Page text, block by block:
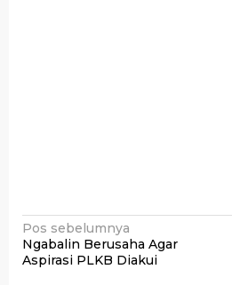
Navigasi
pos
Pos sebelumnya
Ngabalin Berusaha Agar
Aspirasi PLKB Diakui